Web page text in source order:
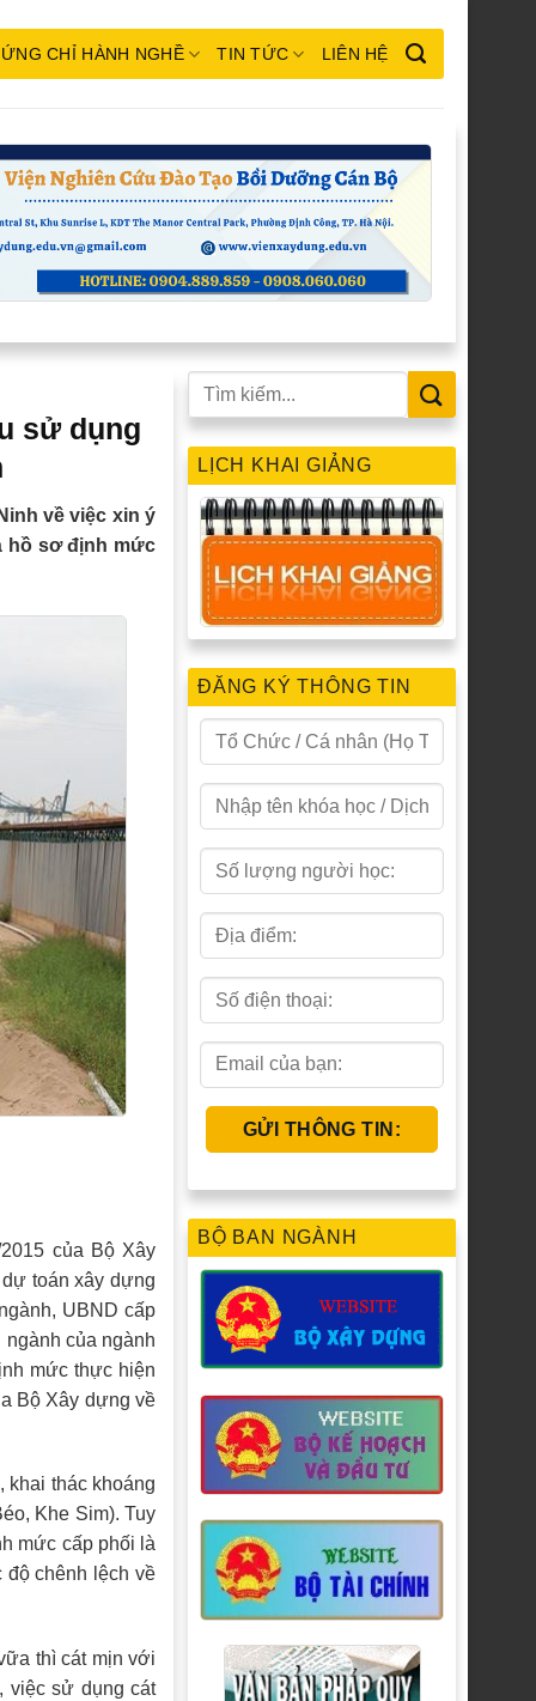
CHỈ HÀNH NGHỀ TIN TỨC LIÊN HỆ
sử dụng
về việc xin ý
hồ sơ định mức
của Bộ Xây
toán xây dựng
UBND cấp
của ngành
mức thực hiện
Bộ Xây dựng về
khai thác khoáng
Khe Sim). Tuy
mức cấp phối là
chênh lệch về
thì cát mịn với
việc sử dụng cát
LỊCH KHAI GIẢNG
ĐĂNG KÝ THÔNG TIN
BỘ BAN NGÀNH